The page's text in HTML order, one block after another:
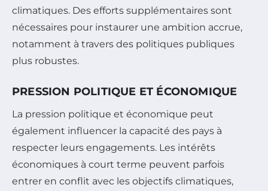
climatiques. Des efforts supplémentaires sont
nécessaires pour instaurer une ambition accrue,
notamment à travers des politiques publiques
plus robustes.
PRESSION POLITIQUE ET ÉCONOMIQUE
La pression politique et économique peut
également influencer la capacité des pays à
respecter leurs engagements. Les intérêts
économiques à court terme peuvent parfois
entrer en conflit avec les objectifs climatiques,